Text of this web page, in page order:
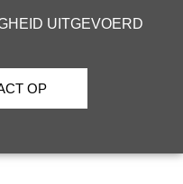
UITGEVOERD
OP